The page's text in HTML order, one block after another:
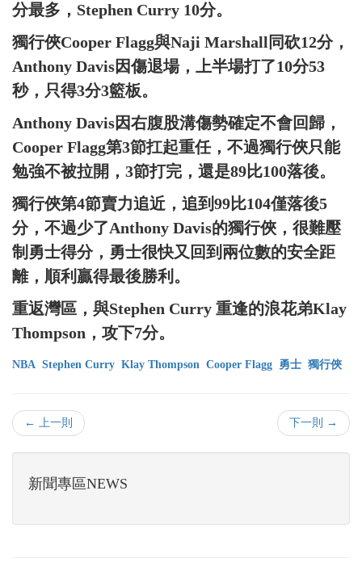
分最多，Stephen Curry 10分。
獨行俠Cooper Flagg與Naji Marshall同砍12分，
Anthony Davis因傷退場，上半場打了10分53
秒，只得3分3籃板。
Anthony Davis因右腹股溝傷勢確定不會回歸，
Cooper Flagg第3節扛起重任，不過獨行俠只能
勉強不被拉開，3節打完，還是89比100落後。
獨行俠第4節賣力追近，追到99比104僅落後5
分，不過少了Anthony Davis的獨行俠，很難壓
制勇士得分，勇士很快又回到兩位數的安全距
離，順利贏得最後勝利。
重返灣區，與Stephen Curry 重逢的浪花弟Klay
Thompson，攻下7分。
NBA Stephen Curry Klay Thompson Cooper Flagg 勇士 獨行俠
← 上一則 下一則 →
新聞專區NEWS